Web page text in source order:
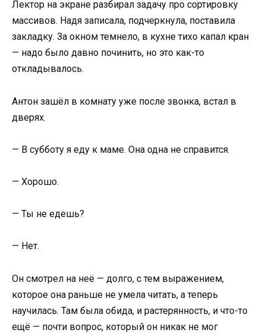
Лектор на экране разбирал задачу про сортировку
массивов. Надя записала, подчеркнула, поставила
закладку. За окном темнело, в кухне тихо капал кран
— надо было давно починить, но это как-то
откладывалось.
Антон зашёл в комнату уже после звонка, встал в
дверях.
— В субботу я еду к маме. Она одна не справится.
— Хорошо.
— Ты не едешь?
— Нет.
Он смотрел на неё — долго, с тем выражением,
которое она раньше не умела читать, а теперь
научилась. Там была обида, и растерянность, и что-то
ещё — почти вопрос, который он никак не мог